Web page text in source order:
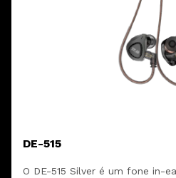
DE-515
O DE-515 Silver é um fone in-